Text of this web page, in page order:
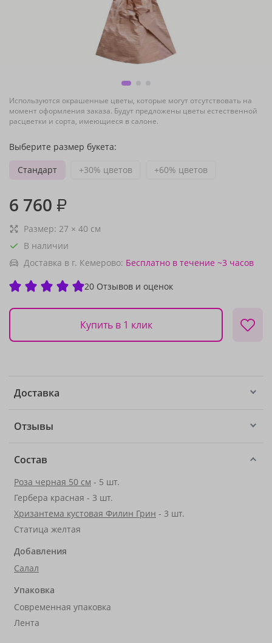
Используются окрашенные цветы, которые могут отсутствовать на
момент оформления заказа. Будут предложены цветы естественной
расцветки и сорта, имеющиеся в салоне.
Выберите размер букета:
Стандарт
+30% цветов +60% цветов
6 760 ₽
Размер: 27 × 40 см
В наличии
Доставка в г. Кемерово: Бесплатно в течение ~3 часов
20 Отзывов и оценок
Купить в 1 клик
Доставка
Отзывы
Состав
Роза черная 50 см - 5 шт.
Гербера красная - 3 шт.
Хризантема кустовая Филин Грин - 3 шт.
Статица желтая
Добавления
Салал
Упаковка
Современная упаковка
Лента